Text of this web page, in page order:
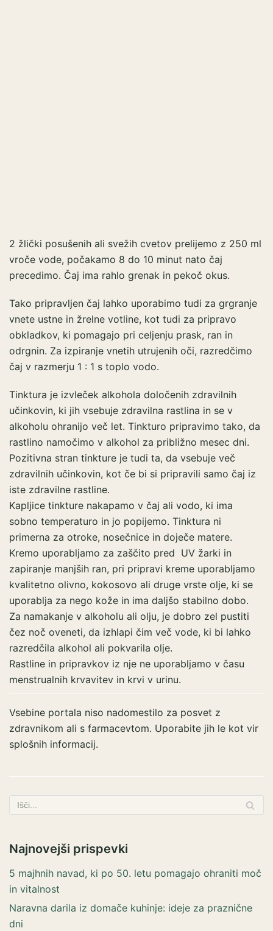
2 žlički posušenih ali svežih cvetov prelijemo z 250 ml
vroče vode, počakamo 8 do 10 minut nato čaj
precedimo. Čaj ima rahlo grenak in pekoč okus.
Tako pripravljen čaj lahko uporabimo tudi za grgranje
vnete ustne in žrelne votline, kot tudi za pripravo
obkladkov, ki pomagajo pri celjenju prask, ran in
odrgnin. Za izpiranje vnetih utrujenih oči, razredčimo
čaj v razmerju 1 : 1 s toplo vodo.
Tinktura je izvleček alkohola določenih zdravilnih
učinkovin, ki jih vsebuje zdravilna rastlina in se v
alkoholu ohranijo več let. Tinkturo pripravimo tako, da
rastlino namočimo v alkohol za približno mesec dni.
Pozitivna stran tinkture je tudi ta, da vsebuje več
zdravilnih učinkovin, kot če bi si pripravili samo čaj iz
iste zdravilne rastline.
Kapljice tinkture nakapamo v čaj ali vodo, ki ima
sobno temperaturo in jo popijemo. Tinktura ni
primerna za otroke, nosečnice in doječe matere.
Kremo uporabljamo za zaščito pred UV žarki in
zapiranje manjših ran, pri pripravi kreme uporabljamo
kvalitetno olivno, kokosovo ali druge vrste olje, ki se
uporablja za nego kože in ima daljšo stabilno dobo.
Za namakanje v alkoholu ali olju, je dobro zel pustiti
čez noč oveneti, da izhlapi čim več vode, ki bi lahko
razredčila alkohol ali pokvarila olje.
Rastline in pripravkov iz nje ne uporabljamo v času
menstrualnih krvavitev in krvi v urinu.
Vsebine portala niso nadomestilo za posvet z
zdravnikom ali s farmacevtom. Uporabite jih le kot vir
splošnih informacij.
Najnovejši prispevki
5 majhnih navad, ki po 50. letu pomagajo ohraniti moč
in vitalnost
Naravna darila iz domače kuhinje: ideje za praznične
dni